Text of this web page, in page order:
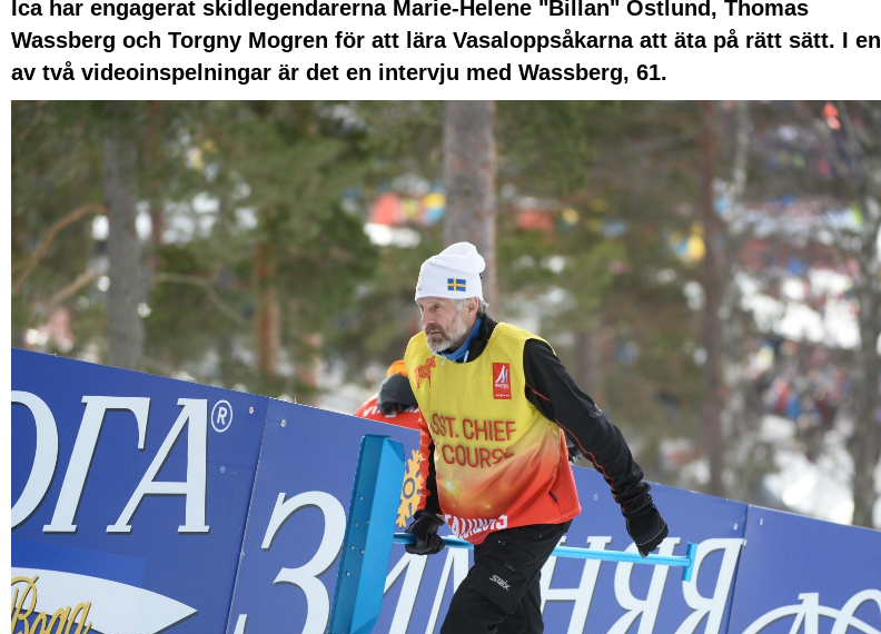
Ica har engagerat skidlegendarerna Marie-Helene "Billan" Östlund, Thomas
Wassberg och Torgny Mogren för att lära Vasaloppsåkarna att äta på rätt sätt. I en
av två videoinspelningar är det en intervju med Wassberg, 61.